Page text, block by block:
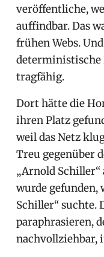
veröffentliche,
auffindbar. Das
frühen Webs.
deterministische
tragfähig.
Dort hätte die
ihren Platz
weil das Netz
Treu gegenüber
„Arnold Schiller“
wurde gefunden,
Schiller“ suchte.
paraphrasieren,
nachvollziehbar,